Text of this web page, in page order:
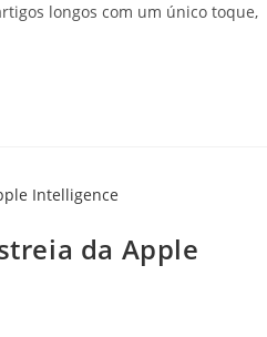
longos com um único toque,
da Apple